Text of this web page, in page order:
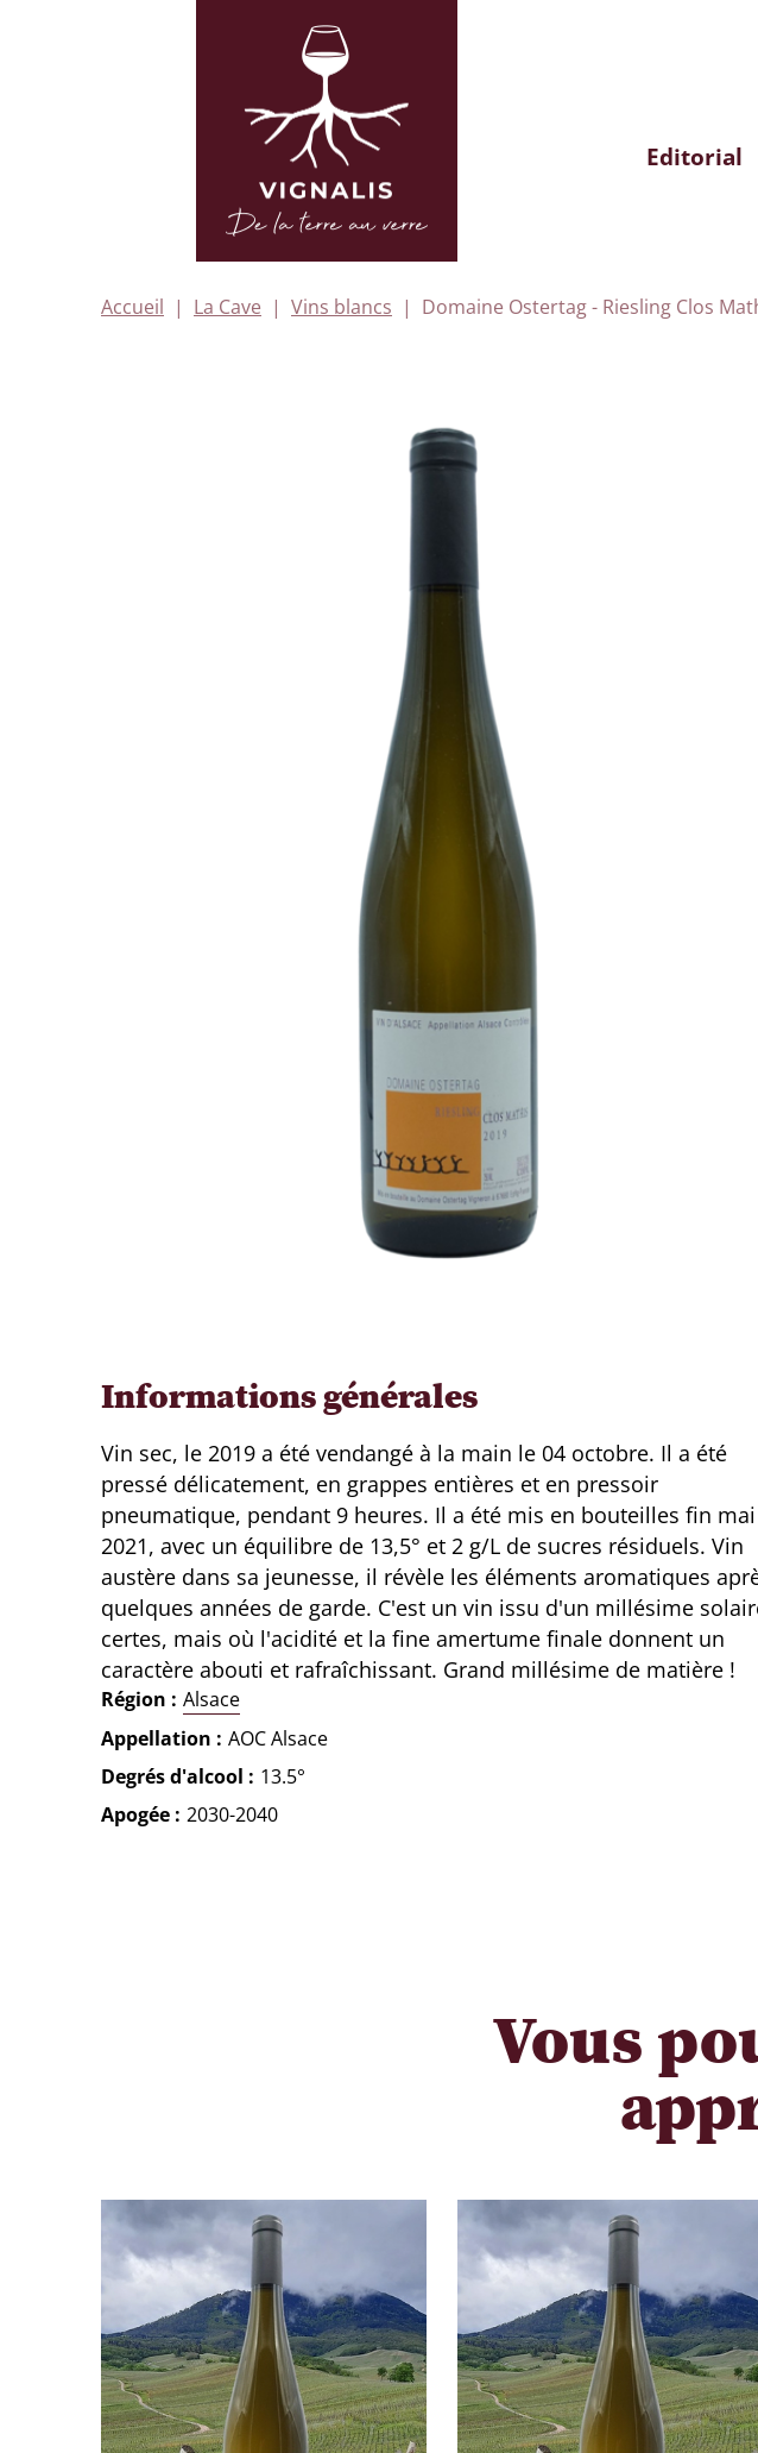
Editorial
Accueil La Cave Vins blancs Domaine Ostertag - Riesling Clos
Informations générales
Vin sec, le 2019 a été vendangé à la main le 04 octobre. Il a été
pressé délicatement, en grappes entières et en pressoir
pneumatique, pendant 9 heures. Il a été mis en bouteilles fin mai
2021, avec un équilibre de 13,5° et 2 g/L de sucres résiduels. Vin
austère dans sa jeunesse, il révèle les éléments aromatiques
quelques années de garde. C'est un vin issu d'un millésime
certes, mais où l'acidité et la fine amertume finale donnent un
caractère abouti et rafraîchissant. Grand millésime de matière !
Région
Alsace
Appellation
AOC Alsace
Degrés d'alcool
13.5°
Apogée
2030-2040
Vous